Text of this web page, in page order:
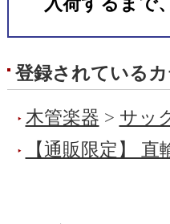
登録されている
木管楽器 > サッ
【通販限定】 直